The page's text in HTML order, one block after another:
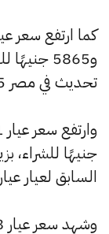
تحديث في مصر 365.
السابق لعيار عيار 21.